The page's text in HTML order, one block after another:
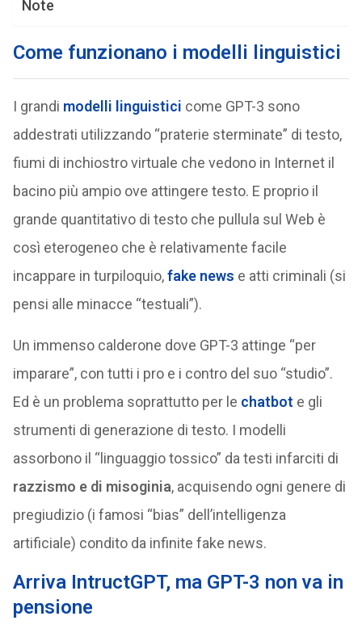
Note
Come funzionano i modelli linguistici
I grandi modelli linguistici come GPT-3 sono
addestrati utilizzando “praterie sterminate” di testo,
fiumi di inchiostro virtuale che vedono in Internet il
bacino più ampio ove attingere testo. E proprio il
grande quantitativo di testo che pullula sul Web è
così eterogeneo che è relativamente facile
incappare in turpiloquio,fake news e atti criminali (si
pensi alle minacce “testuali”).
Un immenso calderone dove GPT-3 attinge “per
imparare”, con tutti i pro e i contro del suo “studio”.
Ed è un problema soprattutto per le chatbot e gli
strumenti di generazione di testo. I modelli
assorbono il “linguaggio tossico” da testi infarciti di
razzismo e di misoginia, acquisendo ogni genere di
pregiudizio (i famosi “bias” dell’intelligenza
artificiale) condito da infinite fake news.
Arriva IntructGPT, ma GPT-3 non va in
pensione